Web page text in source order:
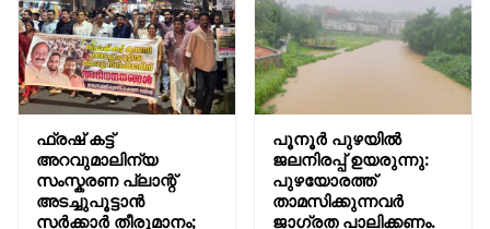
ഫ്രഷ് കട്ട്
അറവുമാലിന്യ
സംസ്കരണ പ്ലാന്റ്
അടച്ചുപൂട്ടാൻ
സർക്കാർ തീരുമാനം;
പൂനൂർ പുഴയിൽ
ജലനിരപ്പ് ഉയരുന്നു:
പുഴയോരത്ത്
താമസിക്കുന്നവർ
ജാഗ്രത പാലിക്കണം.